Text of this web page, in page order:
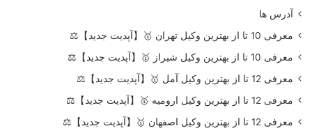
آدرس ها
معرفی 10 تا از بهترین وکیل تهران 🥇【آپدیت جدید】⚖️
معرفی 10 تا از بهترین وکیل شیراز 🥇【آپدیت جدید】⚖️
معرفی 12 تا از بهترین وکیل آمل 🥇【آپدیت جدید】⚖️
معرفی 12 تا از بهترین وکیل ارومیه 🥇【آپدیت جدید】⚖️
معرفی 12 تا از بهترین وکیل اصفهان 🥇【آپدیت جدید】⚖️